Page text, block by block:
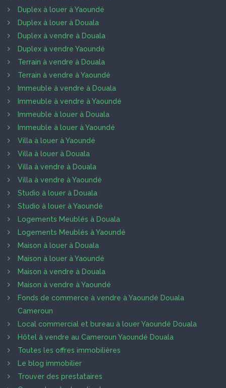
Duplex à louer à Yaoundé
Duplex à louer à Douala
Duplex à vendre à Douala
Duplex à vendre Yaoundé
Terrain à vendre à Douala
Terrain à vendre à Yaoundé
Immeuble à vendre à Douala
Immeuble à vendre à Yaoundé
Immeuble à louer à Douala
Immeuble à louer à Yaoundé
Villa à louer à Yaoundé
Villa à louer à Douala
Villa à vendre à Douala
Villa à vendre à Yaoundé
Studio à louer à Douala
Studio à louer à Yaoundé
Logements Meublés à Douala
Logements Meublés à Yaoundé
Maison à louer à Douala
Maison à louer à Yaoundé
Maison à vendre à Douala
Maison à vendre à Yaoundé
Fonds de commerce à vendre à Yaoundé Douala
Cameroun
Local commercial et bureau à louer Yaoundé Douala
Hôtel à vendre au Cameroun Yaoundé Douala
Toutes les offres immobilières
Le blog immobilier
Trouver des prestataires